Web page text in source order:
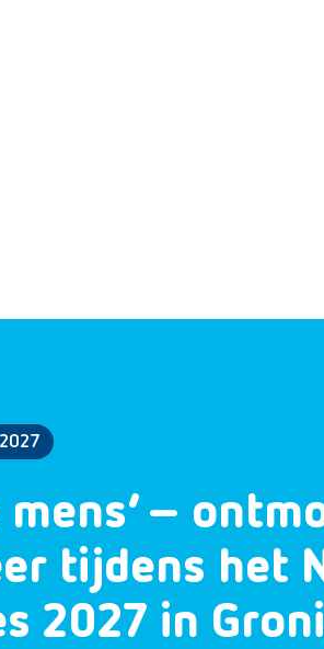
mens’ –
tijdens het
2027 in